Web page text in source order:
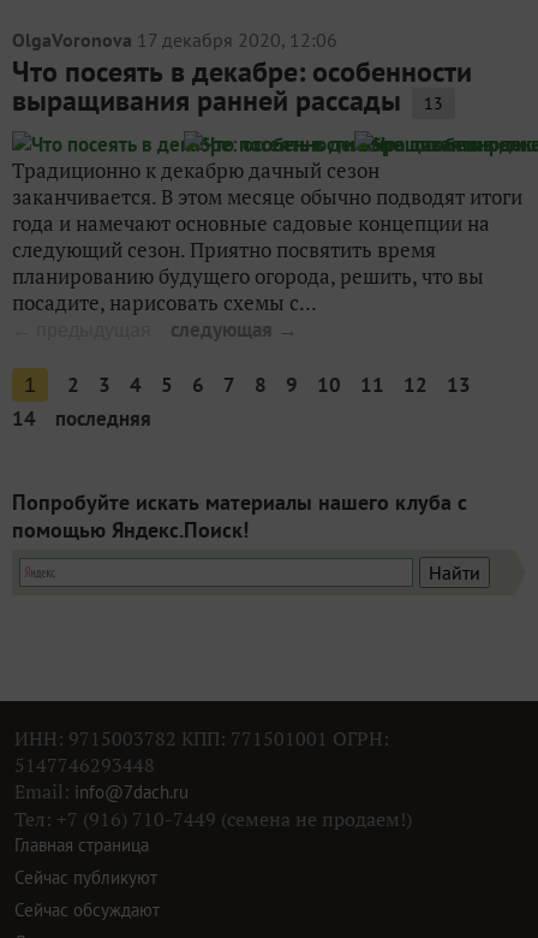
OlgaVoronova 17 декабря 2020, 12:06
Что посеять в декабре: особенности
выращивания ранней рассады 13
Традиционно к декабрю дачный сезон
заканчивается. В этом месяце обычно подводят итоги
года и намечают основные садовые концепции на
следующий сезон. Приятно посвятить время
планированию будущего огорода, решить, что вы
посадите, нарисовать схемы с...
следующая →
1 2 3 4 5 6 7 8 9 10 11 12
13
14
последняя
Попробуйте искать материалы нашего клуба с
помощью Яндекс.Поиск!
ИНН: 9715003782 КПП: 771501001 ОГРН:
5147746293448
Email: info@7dach.ru
Тел: +7 (916) 710-7449 (семена не продаем!)
Главная страница
Сейчас публикуют
Сейчас обсуждают